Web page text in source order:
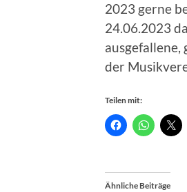
2023 gerne
24.06.2023
ausgefallene,
der
Teilen mit:
Ähnliche Beiträge